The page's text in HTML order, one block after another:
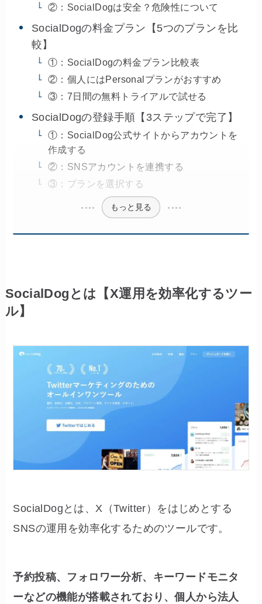
②：SocialDogは安全？危険性について
SocialDogの料金プラン【5つのプランを比
較】
①：SocialDogの料金プラン比較表
②：個人にはPersonalプランがおすすめ
③：7日間の無料トライアルで試せる
SocialDogの登録手順【3ステップで完了】
①：SocialDog公式サイトからアカウントを
作成する
②：SNSアカウントを連携する
③：プランを選択する
もっと見る
SocialDogとは【X運用を効率化するツー
ル】
SocialDogとは、X（Twitter）をはじめとする
SNSの運用を効率化するためのツールです。
予約投稿、フォロワー分析、キーワードモニタ
ーなどの機能が搭載されており、個人から法人